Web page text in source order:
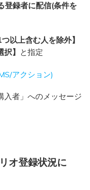
登録者に配信(条件を
以上含む人を除外】
】
と指定
アクション)
入者」へのメッセージ
オ登録状況に